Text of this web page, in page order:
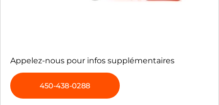
Appelez-nous pour infos supplémentaires
450-438-0288